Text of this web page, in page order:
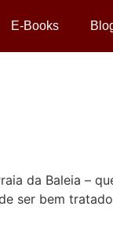
E-Books
da Baleia –
ser bem